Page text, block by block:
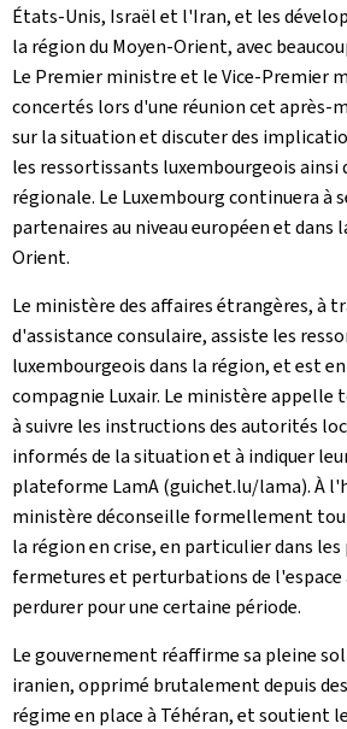
États-Unis, Israël et l'Iran, et les
la région du Moyen-Orient, avec
Le Premier ministre et le Vice-Premier
concertés lors d'une réunion cet après-
sur la situation et discuter des
les ressortissants luxembourgeois ainsi
régionale. Le Luxembourg continuera à
partenaires au niveau européen et dans
Orient.
Le ministère des affaires étrangères, à
d'assistance consulaire, assiste les
luxembourgeois dans la région, et est
compagnie Luxair. Le ministère appelle
à suivre les instructions des autorités
informés de la situation et à indiquer
plateforme LamA (guichet.lu/lama). À
ministère déconseille formellement
la région en crise, en particulier dans les
fermetures et perturbations de l'espace
perdurer pour une certaine période.
Le gouvernement réaffirme sa pleine
iranien, opprimé brutalement depuis
régime en place à Téhéran, et soutient